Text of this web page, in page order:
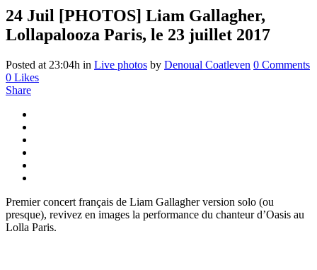
24 Juil [PHOTOS] Liam Gallagher,
Lollapalooza Paris, le 23 juillet 2017
Posted at 23:04h in Live photos by Denoual Coatleven 0 Comments
0 Likes
Share
Premier concert français de Liam Gallagher version solo (ou
presque), revivez en images la performance du chanteur d’Oasis au
Lolla Paris.